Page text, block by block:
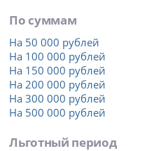
По суммам
На 50 000 рублей
На 100 000 рублей
На 150 000 рублей
На 200 000 рублей
На 300 000 рублей
На 500 000 рублей
Льготный период